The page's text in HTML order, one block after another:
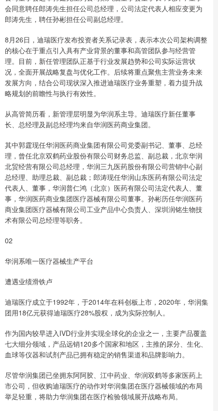
会同意聘任郎涛先生担任公司总经理，公司法定代表人相应变更为
郎涛先生，聘任孙彬担任公司副总经理。
8月26日，迪瑞医疗发布投资者关系记录表，表示本次公司架构调整
的核心在于重点引入具有产业背景的董事和高管团队参与经营管
理。目前，新任管理团队正基于行业发展趋势和公司实际运营状
况，全面开展战略复盘与优化工作。后续将重点聚焦主营业务未来
发展方向，结合公司现状深入推进迪瑞医疗业务重塑，着力提升战
略规划的前瞻性与执行有效性。
从高管简历看，新管理层明显为华润系主导。迪瑞医疗新任董事
长、总经理及副总经理均来自华润医药商业集团。
其中郭霆现任华润医药商业集团有限公司党委副书记、董事、总经
理，曾任北京双鹤药业股份有限公司财务总监、副总裁，北京华润
北贸经营有限公司总经理，华润三九医药股份有限公司营销中心副
总经理、助理总裁、副总裁；郎涛现任华润山东医药有限公司法定
代表人、董事，华润普仁鸿（北京）医药有限公司法定代表人、董
事，华润医药商业集团医疗器械有限公司董事。孙彬历任华润医药
商业集团医疗器械有限公司工业产品中心负责人、深圳润铭生物技
术有限公司总经理等职务。
02
华润系唯一医疗器械生产平台
遭遇业绩滑铁卢
迪瑞医疗成立于1992年，于2014年在科创板上市，2020年，华润集
团用18亿元获得迪瑞医疗28%股权，成为实际控制人。
作为国内较早进入IVD行业并实现全球化的企业之一，主要产品覆盖
七大细分领域，产品远销120多个国家和地区，主推的尿分、生化、
血球等仪器和试剂产品已拥有稳定的销售渠道和品牌影响力。
尽管华润集团已坐拥东阿阿胶、江中药业、华润双鹤等多家医药上
市公司，但收购迪瑞医疗的动作对华润集团在医疗器械领域的布局
举足轻重，将助力华润集团在医疗检验领域展开战略布局。